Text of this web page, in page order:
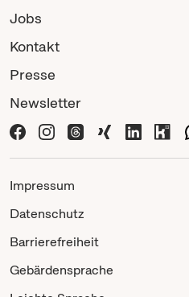
Jobs
Kontakt
Presse
Newsletter
Impressum
Datenschutz
Barrierefreiheit
Gebärdensprache